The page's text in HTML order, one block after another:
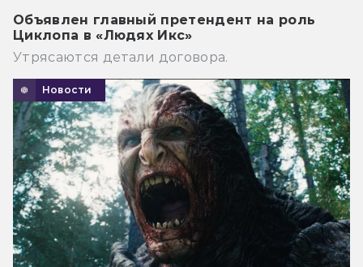
Объявлен главный претендент на роль
Циклопа в «Людях Икс»
Утрясаются детали договора.
Новости